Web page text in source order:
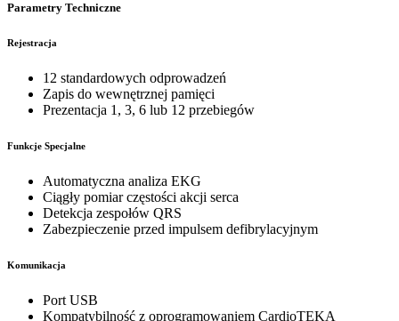
Parametry Techniczne
Rejestracja
12 standardowych odprowadzeń
Zapis do wewnętrznej pamięci
Prezentacja 1, 3, 6 lub 12 przebiegów
Funkcje Specjalne
Automatyczna analiza EKG
Ciągły pomiar częstości akcji serca
Detekcja zespołów QRS
Zabezpieczenie przed impulsem defibrylacyjnym
Komunikacja
Port USB
Kompatybilność z oprogramowaniem CardioTEKA